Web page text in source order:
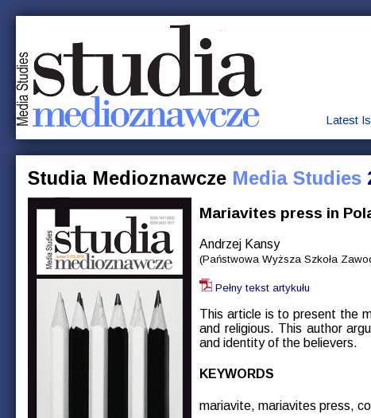
Latest
Studia Medioznawcze Media Studies
Mariavites press in
Andrzej Kansy
(Państwowa Wyższa Szkoła
Pełny tekst artykułu
This article is to present the
and religious. This author
and identity of the believers.
KEYWORDS
mariavite, mariavites press,